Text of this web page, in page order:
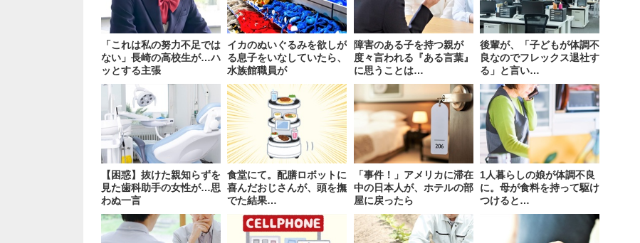
「これは私の努力不足では
ない」長崎の高校生が…ハ
ッとする主張
イカのぬいぐるみを欲しが
る息子をいなしていたら、
水族館職員が
障害のある子を持つ親が
度々言われる『ある言葉』
に思うことは…
後輩が、「子どもが体調不
良なのでフレックス退社す
る」と言い…
【困惑】抜けた親知らずを
見た歯科助手の女性が…思
わぬ一言
食堂にて。配膳ロボットに
喜んだおじさんが、頭を撫
でた結果…
「事件！」アメリカに滞在
中の日本人が、ホテルの部
屋に戻ったら
1人暮らしの娘が体調不良
に。母が食料を持って駆け
つけると…